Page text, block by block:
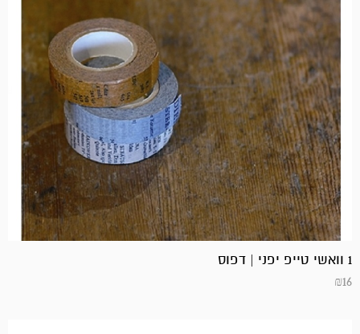
1 וואשי טייפ יפני | דפוס
₪16